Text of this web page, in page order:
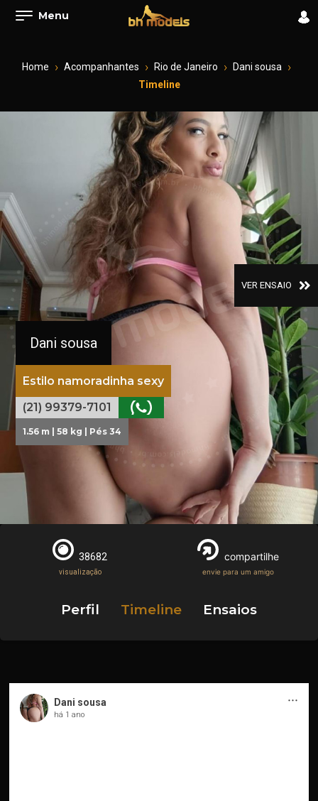
Menu
Home Acompanhantes Rio de Janeiro
Dani sousa
Timeline
Dani sousa
Estilo namoradinha sexy
(21) 99379-7101
1.56 m | 58 kg | Pés 34
VER ENSAIO
Perfil Timeline Ensaios
38682
visualização
compartilhe
envie para um amigo
Dani sousa
há 1 ano
···